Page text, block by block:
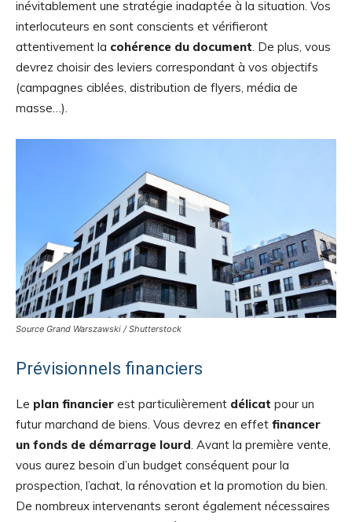
inévitablement une stratégie inadaptée à la situation. Vos
interlocuteurs en sont conscients et vérifieront
attentivement la cohérence du document . De plus, vous
devrez choisir des leviers correspondant à vos objectifs
(campagnes ciblées, distribution de flyers, média de
masse…).
Source Grand Warszawski / Shutterstock
Prévisionnels financiers
Le plan financier est particulièrement délicat pour un
futur marchand de biens. Vous devrez en effet financer
un fonds de démarrage lourd. Avant la première vente,
vous aurez besoin d’un budget conséquent pour la
prospection, l’achat, la rénovation et la promotion du bien.
De nombreux intervenants seront également nécessaires